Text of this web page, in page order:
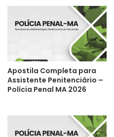
Apostila Completa para
Assistente Penitenciário –
Polícia Penal MA 2026